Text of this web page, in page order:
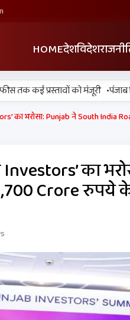
HOMEदेशविदेश
प्रस्तावों को मंजूरी •पंजाब
का भरोसा: Punjab ने South
का
Crore रुपये